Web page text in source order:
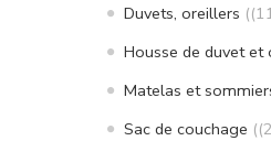
Duvets, oreillers
Housse de duvet et
Matelas et
Sac de couchage